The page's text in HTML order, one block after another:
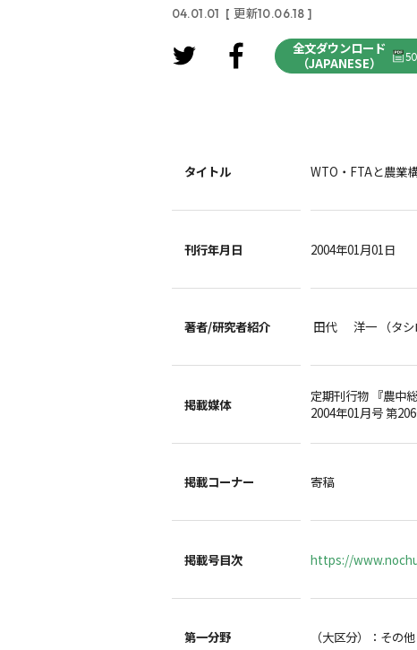
04.01.01 [ 更新10.06.18 ]
全文ダウンロード
（JAPANESE）
タイトル WTO・FTAと農業
刊行年月日 2004年01月01日
著者/研究者紹介 田代 洋一 （タシ
掲載媒体
定期刊行物 『農中
2004年01月号 第
掲載コーナー 寄稿
掲載号目次 https://
第一分野 （大区分）：その他